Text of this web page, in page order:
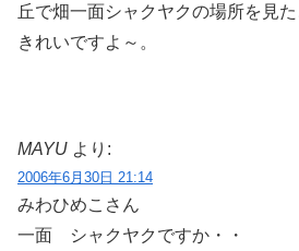
丘で畑一面シャクヤクの場所を見た
きれいですよ～。
MAYU より:
2006年6月30日 21:14
みわひめこさん
一面 シャクヤクですか・・